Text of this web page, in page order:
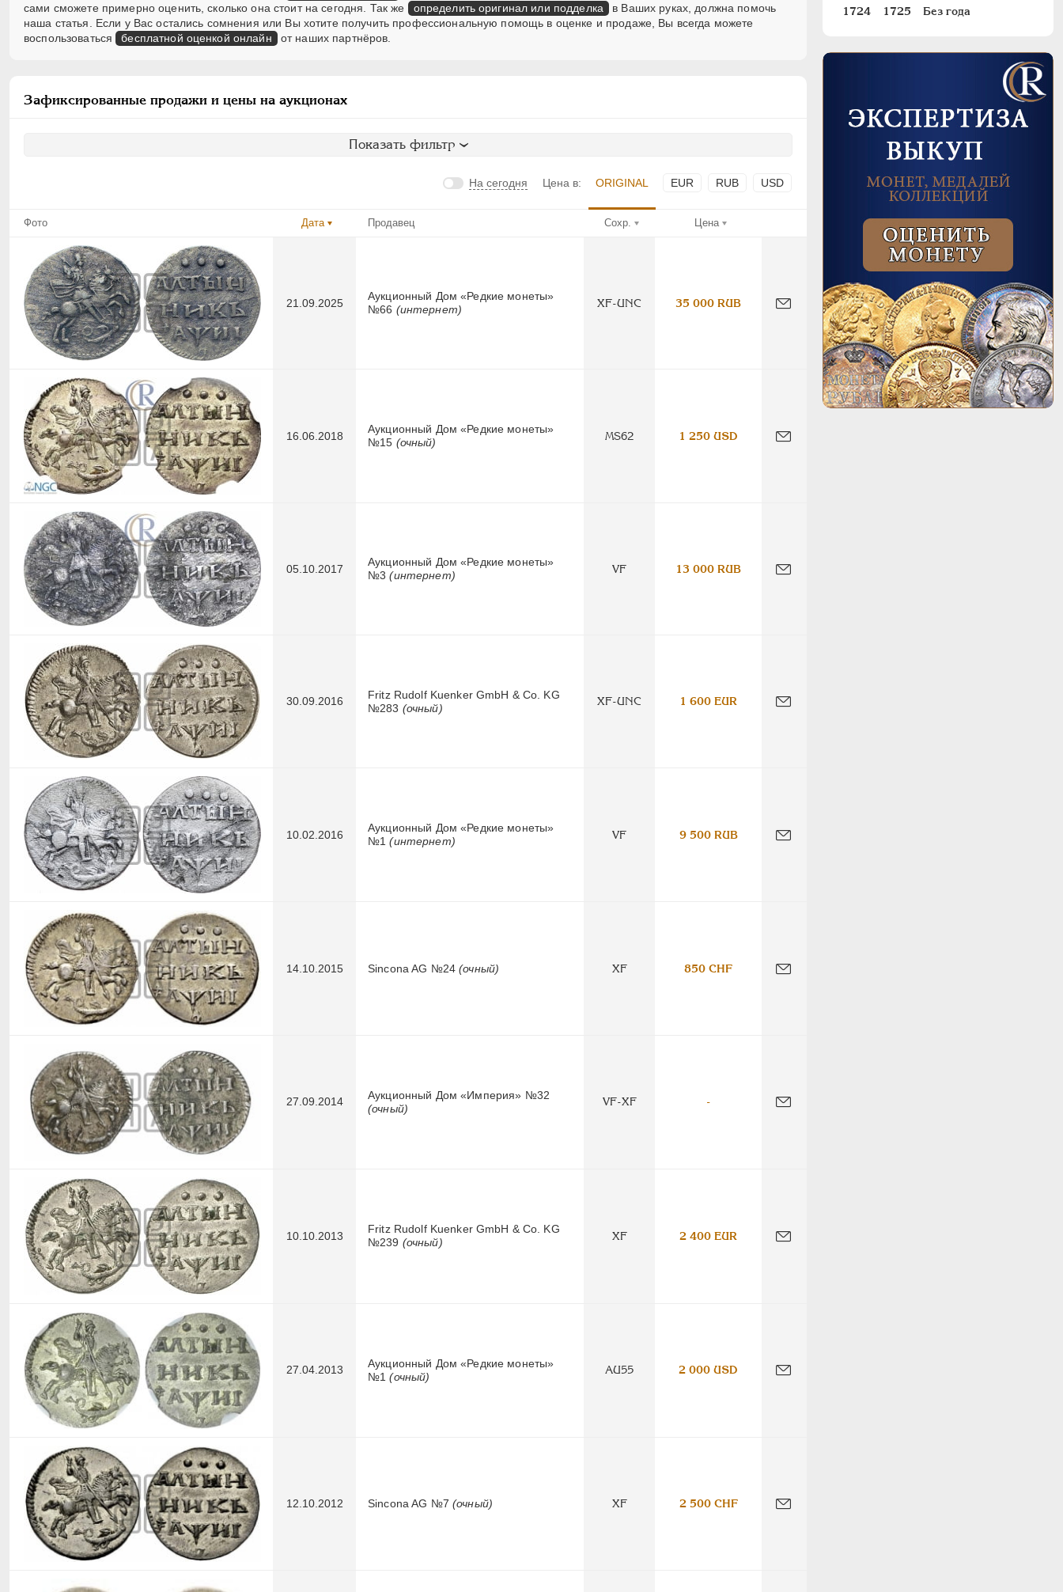
сами сможете примерно оценить, сколько она стоит на сегодня. Так же
определить оригинал или подделка
в Ваших руках, должна помочь
наша статья. Если у Вас остались сомнения или Вы хотите получить профессиональную помощь в оценке и продаже, Вы всегда можете
воспользоваться бесплатной оценкой онлайн от наших партнёров.
Зафиксированные продажи и цены на аукционах
Показать фильтр
На сегодня Цена в: ORIGINAL EUR RUB USD
Фото Дата Продавец Сохр. Цена
21.09.2025
Аукционный Дом «Редкие монеты»
№66 (интернет)
XF-UNC 35 000 RUB
16.06.2018
Аукционный Дом «Редкие монеты»
№15 (очный)
MS62 1 250 USD
05.10.2017
Аукционный Дом «Редкие монеты»
№3(интернет)
VF 13 000 RUB
30.09.2016
Fritz Rudolf Kuenker GmbH & Co. KG
№283 (очный)
XF-UNC 1 600 EUR
10.02.2016
Аукционный Дом «Редкие монеты»
№1(интернет)
VF 9 500 RUB
14.10.2015 Sincona AG №24(очный) XF 850 CHF
27.09.2014
Аукционный Дом «Империя» №32
(очный)
VF-XF -
10.10.2013
Fritz Rudolf Kuenker GmbH & Co. KG
№239 (очный)
XF 2 400 EUR
27.04.2013
Аукционный Дом «Редкие монеты»
№1(очный)
AU55 2 000 USD
12.10.2012 Sincona AG №7 (очный) XF 2 500 CHF
1724
1725 Без года